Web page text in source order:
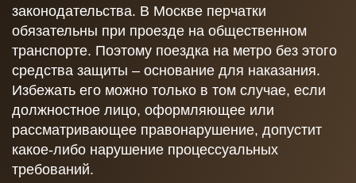
законодательства. В Москве перчатки
обязательны при проезде на общественном
транспорте. Поэтому поездка на метро без этого
средства защиты – основание для наказания.
Избежать его можно только в том случае, если
должностное лицо, оформляющее или
рассматривающее правонарушение, допустит
какое-либо нарушение процессуальных
требований.